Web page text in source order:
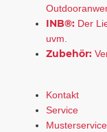
INB®: Der
uvm.
Zubehör:
Kontakt
Service
Musterservice